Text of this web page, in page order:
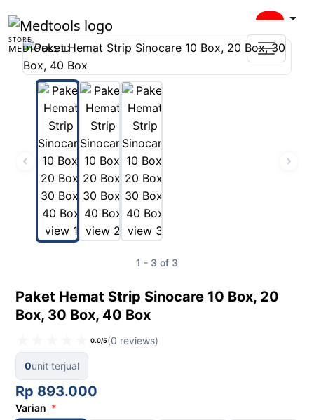
STORE
MEDTOOLS ID
1 - 3 of 3
Paket Hemat Strip Sinocare 10 Box, 20
Box, 30 Box, 40 Box
0.0/5(0 reviews)
0unit terjual
Rp 893.000
Varian *